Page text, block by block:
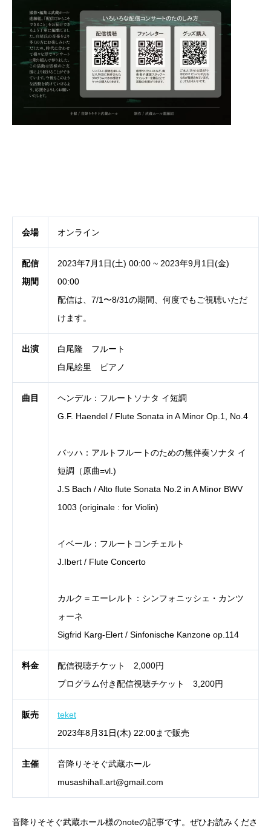
会場 オンライン
配信
期間
2023年7月1日(土) 00:00 ~ 2023年9月1日(金)
00:00
配信は、7/1〜8/31の期間、何度でもご視聴いただ
けます。
出演
白尾隆 フルート
白尾絵里 ピアノ
曲目
ヘンデル：フルートソナタ イ短調
G.F. Haendel / Flute Sonata in A Minor Op.1, No.4
バッハ：アルトフルートのための無伴奏ソナタ イ
短調（原曲=vl.)
J.S Bach / Alto flute Sonata No.2 in A Minor BWV
1003 (originale : for Violin)
イベール：フルートコンチェルト
J.Ibert / Flute Concerto
カルク＝エーレルト：シンフォニッシェ・カンツ
ォーネ
Sigfrid Karg-Elert / Sinfonische Kanzone op.114
料金
配信視聴チケット 2,000円
プログラム付き配信視聴チケット 3,200円
販売
teket
2023年8月31日(木) 22:00まで販売
主催
音降りそそぐ武蔵ホール
musashihall.art@gmail.com
音降りそそぐ武蔵ホール様のnoteの記事です。ぜひお読みくださ